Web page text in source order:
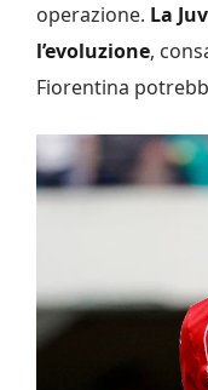
operazione. La
l’evoluzione,
Fiorentina